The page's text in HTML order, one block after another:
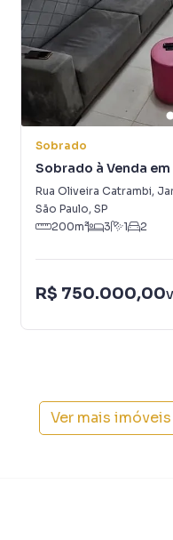
Sobrado
Sobrado à Venda
Rua Oliveira Catrambi,
São Paulo, SP
200m² 3 1 2
R$ 750.000,00
Ver mais